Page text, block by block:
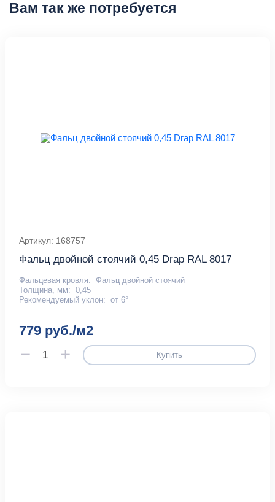
Вам так же потребуется
Артикул: 168757
Фальц двойной стоячий 0,45 Drap RAL 8017
Фальцевая кровля:
Фальц двойной стоячий
Толщина, мм: 0,45
Рекомендуемый уклон: от 6°
779 руб./м2
Купить